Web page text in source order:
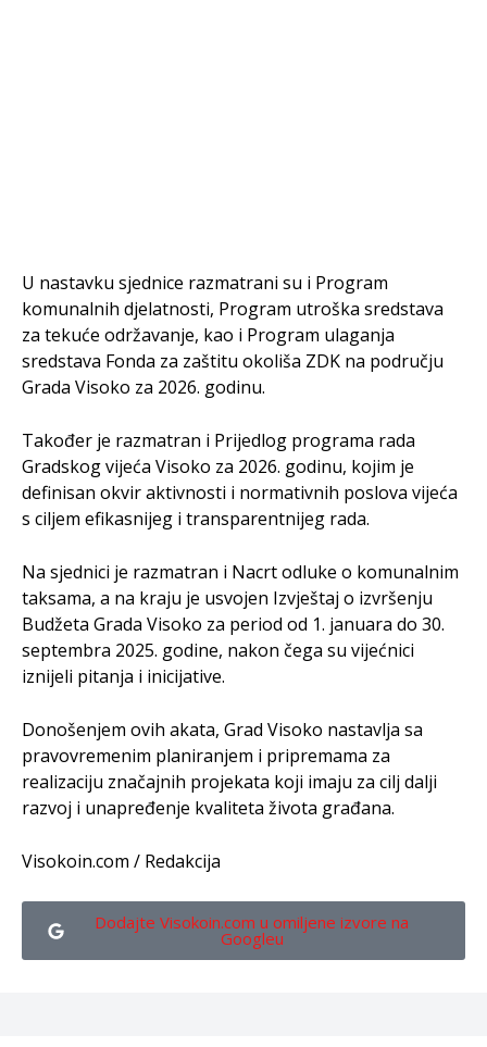
U nastavku sjednice razmatrani su i Program
komunalnih djelatnosti, Program utroška sredstava
za tekuće održavanje, kao i Program ulaganja
sredstava Fonda za zaštitu okoliša ZDK na području
Grada Visoko za 2026. godinu.
Također je razmatran i Prijedlog programa rada
Gradskog vijeća Visoko za 2026. godinu, kojim je
definisan okvir aktivnosti i normativnih poslova vijeća
s ciljem efikasnijeg i transparentnijeg rada.
Na sjednici je razmatran i Nacrt odluke o komunalnim
taksama, a na kraju je usvojen Izvještaj o izvršenju
Budžeta Grada Visoko za period od 1. januara do 30.
septembra 2025. godine, nakon čega su vijećnici
iznijeli pitanja i inicijative.
Donošenjem ovih akata, Grad Visoko nastavlja sa
pravovremenim planiranjem i pripremama za
realizaciju značajnih projekata koji imaju za cilj dalji
razvoj i unapređenje kvaliteta života građana.
Visokoin.com / Redakcija
Dodajte Visokoin.com u omiljene izvore na
Googleu